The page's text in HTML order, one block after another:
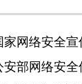
络安全宣
安部网络安